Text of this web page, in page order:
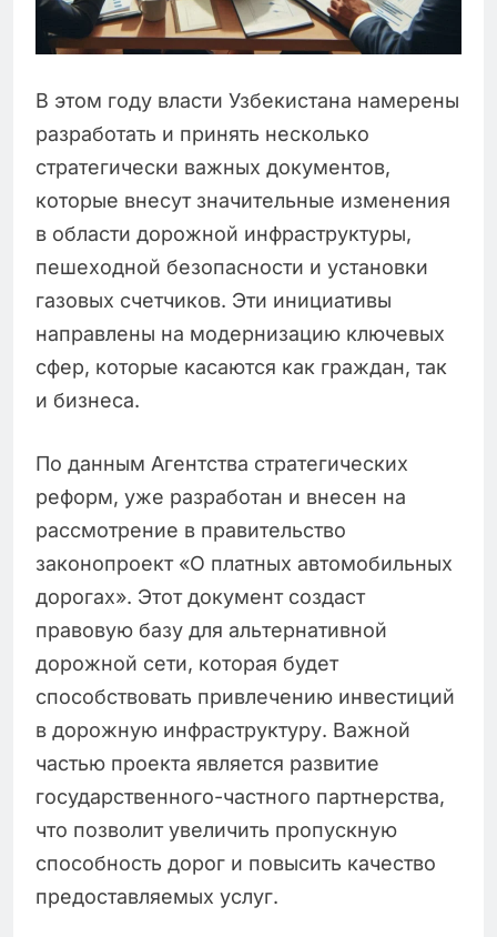
В этом году власти Узбекистана намерены
разработать и принять несколько
стратегически важных документов,
которые внесут значительные изменения
в области дорожной инфраструктуры,
пешеходной безопасности и установки
газовых счетчиков. Эти инициативы
направлены на модернизацию ключевых
сфер, которые касаются как граждан, так
и бизнеса.
По данным Агентства стратегических
реформ, уже разработан и внесен на
рассмотрение в правительство
законопроект «О платных автомобильных
дорогах». Этот документ создаст
правовую базу для альтернативной
дорожной сети, которая будет
способствовать привлечению инвестиций
в дорожную инфраструктуру. Важной
частью проекта является развитие
государственного-частного партнерства,
что позволит увеличить пропускную
способность дорог и повысить качество
предоставляемых услуг.